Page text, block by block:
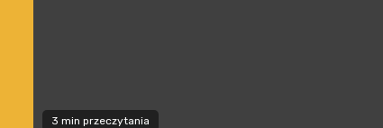
3 min przeczytania